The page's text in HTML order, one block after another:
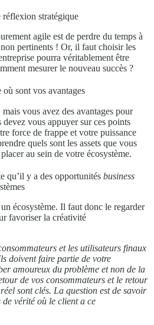
stratégique
agile est de perdre du temps à
pertinents ! Or, il faut choisir les
pourra véritablement être
mesurer le nouveau succès ?
sont vos avantages
mais vous avez des avantages pour
vous appuyer sur ces points
force de frappe et votre puissance
quels sont les assets que vous
au sein de votre écosystème.
qu’il y a des opportunités business
écosystème. Il faut donc le regarder
favoriser la créativité
et les utilisateurs finaux
doivent faire partie de votre
amoureux du problème et non de la
de vos consommateurs et le retour
sont clés. La question est de savoir
de vérité où le client a ce